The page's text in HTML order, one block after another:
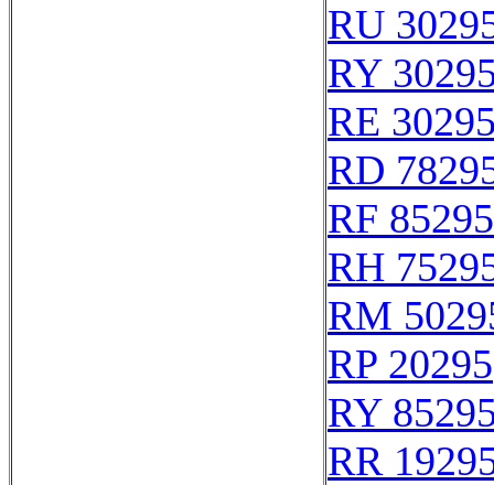
RU
RY
RE
RD
RF 85295
RH
RM
RP 20295
RY
RR